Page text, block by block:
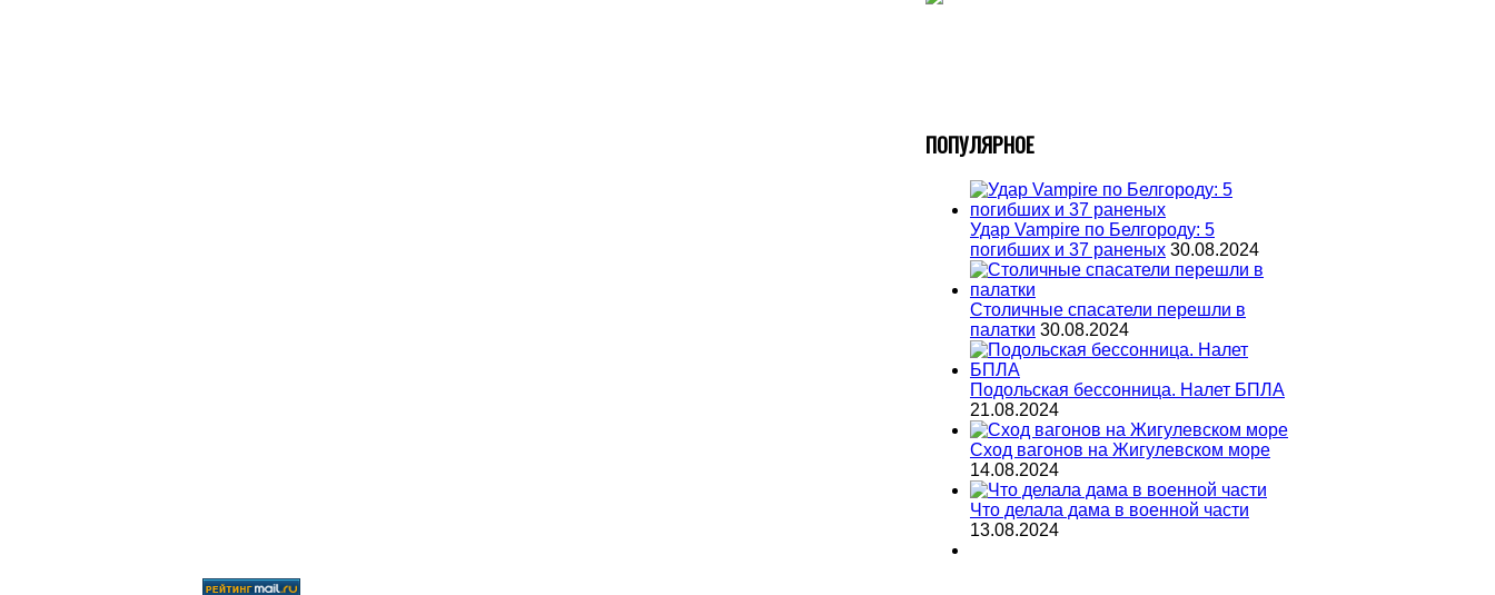
ПОПУЛЯРНОЕ
Удар Vampire по Белгороду: 5
погибших и 37 раненых 30.08.2024
Столичные спасатели перешли в
палатки 30.08.2024
Подольская бессонница. Налет БПЛА
21.08.2024
Сход вагонов на Жигулевском море
14.08.2024
Что делала дама в военной части
13.08.2024